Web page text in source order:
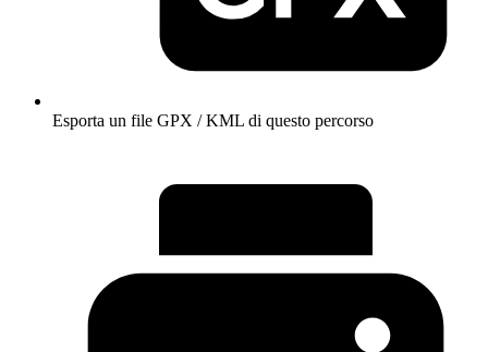
Esporta un file GPX / KML di questo percorso